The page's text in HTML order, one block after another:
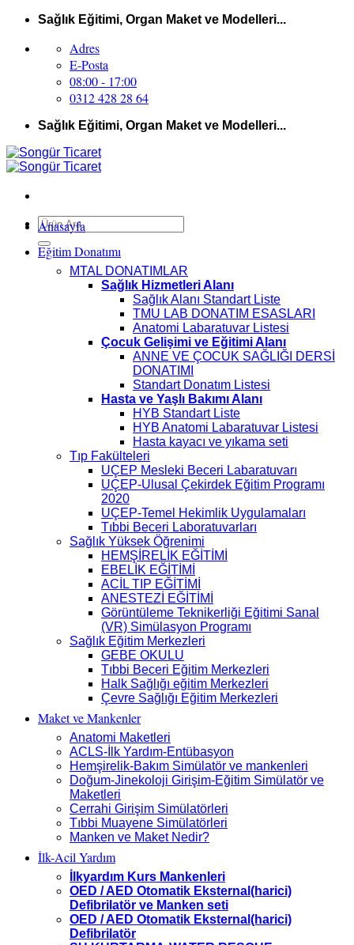
İçeriğeSağlık Eğitimi, Organ Maket ve Modelleri...
Adres
E-Posta
08:00 - 17:00
0312 428 28 64
Sağlık Eğitimi, Organ Maket ve Modelleri...
Ara:
Anasayfa
Eğitim Donatımı
MTAL DONATIMLAR
Sağlık Hizmetleri Alanı
Sağlık Alanı Standart Liste
TMU LAB DONATIM ESASLARI
Anatomi Labaratuvar Listesi
Çocuk Gelişimi ve Eğitimi Alanı
ANNE VE ÇOCUK SAĞLIĞI DERSİ
DONATIMI
Standart Donatım Listesi
Hasta ve Yaşlı Bakımı Alanı
HYB Standart Liste
HYB Anatomi Labaratuvar Listesi
Hasta kayacı ve yıkama seti
Tıp Fakülteleri
UÇEP Mesleki Beceri Labaratuvarı
UÇEP-Ulusal Çekirdek Eğitim Programı
2020
UÇEP-Temel Hekimlik Uygulamaları
Tıbbi Beceri Laboratuvarları
Sağlık Yüksek Öğrenimi
HEMŞİRELİK EĞİTİMİ
EBELİK EĞİTİMİ
ACİL TIP EĞİTİMİ
ANESTEZİ EĞİTİMİ
Görüntüleme Teknikerliği Eğitimi Sanal
(VR) Simülasyon Programı
Sağlık Eğitim Merkezleri
GEBE OKULU
Tıbbi Beceri Eğitim Merkezleri
Halk Sağlığı eğitim Merkezleri
Çevre Sağlığı Eğitim Merkezleri
Maket ve Mankenler
Anatomi Maketleri
ACLS-İlk Yardım-Entübasyon
Hemşirelik-Bakım Simülatör ve mankenleri
Doğum-Jinekoloji Girişim-Eğitim Simülatör ve
Maketleri
Cerrahi Girişim Simülatörleri
Tıbbi Muayene Simülatörleri
Manken ve Maket Nedir?
İlk-Acil Yardım
İlkyardım Kurs Mankenleri
OED / AED Otomatik Eksternal(harici)
Defibrilatör ve Manken seti
OED / AED Otomatik Eksternal(harici)
Defibrilatör